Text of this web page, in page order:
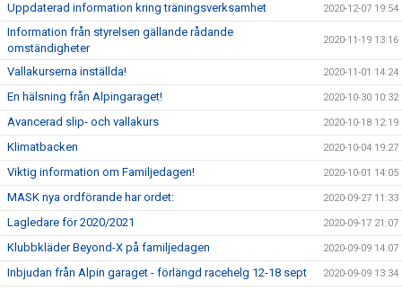
Uppdaterad information kring träningsverksamhet 2020-12-07 19:54
Information från styrelsen gällande rådande
omständigheter
2020-11-19 13:16
Vallakurserna inställda! 2020-11-01 14:24
En hälsning från Alpingaraget! 2020-10-30 10:32
Avancerad slip- och vallakurs 2020-10-18 12:19
Klimatbacken 2020-10-04 19:27
Viktig information om Familjedagen! 2020-10-01 14:05
MASK nya ordförande har ordet: 2020-09-27 11:33
Lagledare för 2020/2021 2020-09-17 21:07
Klubbkläder Beyond-X på familjedagen 2020-09-09 14:07
Inbjudan från Alpin garaget - förlängd racehelg 12-18 sept 2020-09-09 13:34